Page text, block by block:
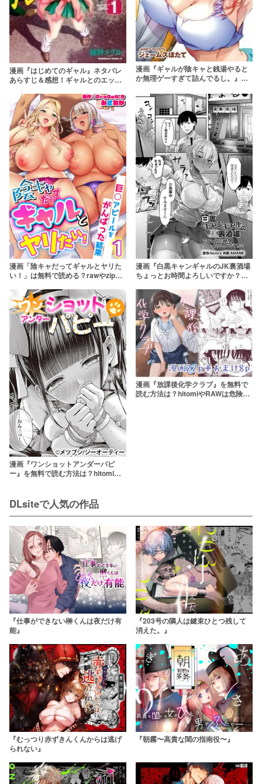
漫画『はじめてのギャル』ネタバレ
あらすじ＆感想！ギャルとのエッチ
漫画『ギャルが陰キャと銭湯やると
か無理ゲーすぎて詰んでるし。』は
スを調査！【ジェームスほたて】
漫画「陰キャだってギャルとヤリた
い！」は無料で読める？rawやzipは
【みさおか / DraGoN.9】
漫画『白黒キャンギャルのJK裏酒場
ちょっとお時間よろしいですか？』
やzipを使わずに最安で読めるサービ
スは？【homra AMANE】
漫画『ワンショットアンダーパピ
ー』を無料で読む方法は？hitomiや
漫画『放課後化学クラブ』を無料で
読む方法は？hitomiやRAWは危険
DLsiteで人気の作品
『仕事ができない榊くんは夜だけ有
能』
『203号の隣人は鍵束ひとつ残して
消えた。』
『むっつり赤ずきんくんからは逃げ
られない』
『朝霧〜高貴な閨の指南役〜』